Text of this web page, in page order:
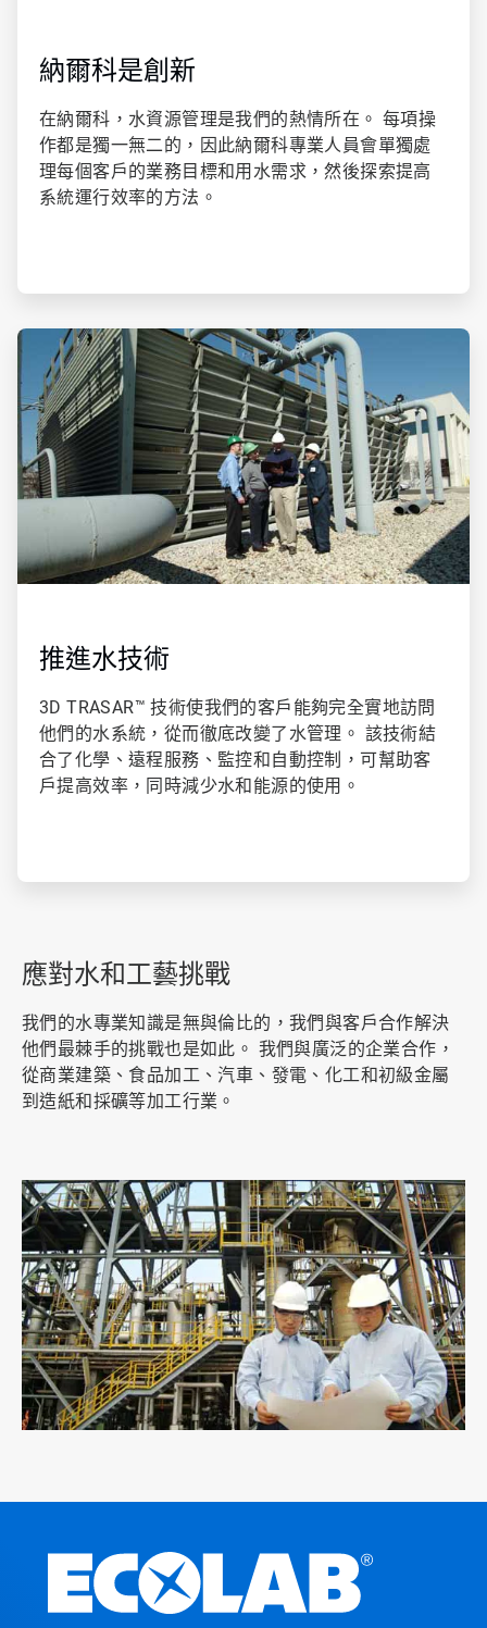
納爾科是創新
在納爾科，水資源管理是我們的熱情所在。 每項操
作都是獨一無二的，因此納爾科專業人員會單獨處
理每個客戶的業務目標和用水需求，然後探索提高
系統運行效率的方法。
ArticleTile
2
of
3
推進水技術
3D TRASAR™ 技術使我們的客戶能夠完全實地訪問
他們的水系統，從而徹底改變了水管理。 該技術結
合了化學、遠程服務、監控和自動控制，可幫助客
戶提高效率，同時減少水和能源的使用。
應對水和工藝挑戰
我們的水專業知識是無與倫比的，我們與客戶合作解決
他們最棘手的挑戰也是如此。 我們與廣泛的企業合作，
從商業建築、食品加工、汽車、發電、化工和初級金屬
到造紙和採礦等加工行業。